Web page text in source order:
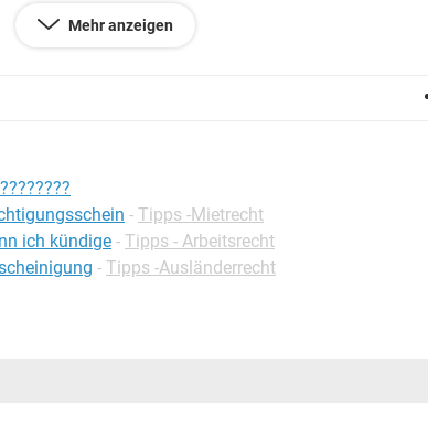
Mehr anzeigen
- Tipps -Mietrecht
ich kündige - Tipps - Arbeitsrecht
- Tipps -Ausländerrecht